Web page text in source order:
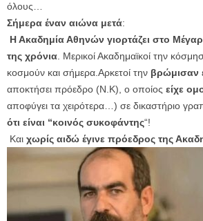
όλους…
Σήμερα έναν αιώνα μετά:
Η Ακαδημία Αθηνών γιορτάζει στο
της χρόνια. Μερικοί Ακαδημαϊκοί την
κοσμούν και σήμερα.Αρκετοί την βρώμισαν
αποκτήσει πρόεδρο (Ν.Κ), ο οποίος είχε
αποφύγει τα χειρότερα…) σε δικαστήριο
ότι είναι “κοινός συκοφάντης“!
Και χωρίς αιδώ έγινε πρόεδρος της